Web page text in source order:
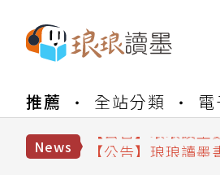
推薦 全站分類
News
【公告】因
【公告】琅琅讀